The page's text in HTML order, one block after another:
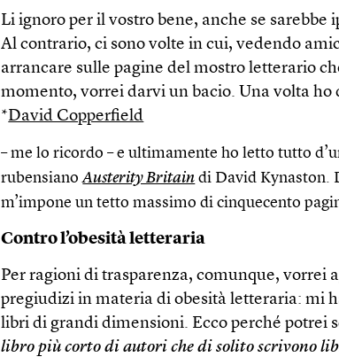
Li ignoro per il vostro bene, anche se sarebbe
Al contrario, ci sono volte in cui, vedendo
arrancare sulle pagine del mostro letterario
momento, vorrei darvi un bacio. Una volta ho
*David Copperfield
– me lo ricordo – e ultimamente ho letto tutto
rubensianoAusterity Britain di David Kynaston.
m’impone un tetto massimo di cinquecento
Contro l’obesità letteraria
Per ragioni di trasparenza, comunque, vorrei
pregiudizi in materia di obesità letteraria: mi
libri di grandi dimensioni. Ecco perché potrei
libro più corto di autori che di solito scrivono